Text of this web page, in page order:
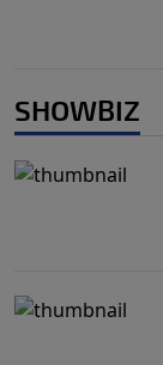
SHOWBIZ